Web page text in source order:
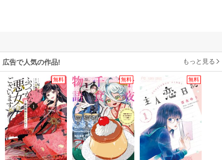
広告で人気の作品! もっと見る
無料 無料 無料